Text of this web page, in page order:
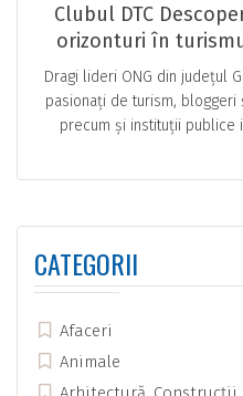
Clubul DTC
orizonturi în
Dragi lideri ONG din județul
pasionați de turism,
precum și instituții publice
CATEGORII
Afaceri
Animale